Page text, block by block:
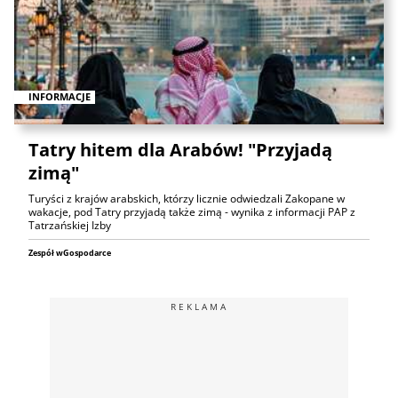
INFORMACJE
Tatry hitem dla Arabów! "Przyjadą
zimą"
Turyści z krajów arabskich, którzy licznie odwiedzali Zakopane w
wakacje, pod Tatry przyjadą także zimą - wynika z informacji PAP z
Tatrzańskiej Izby
Zespół wGospodarce
REKLAMA